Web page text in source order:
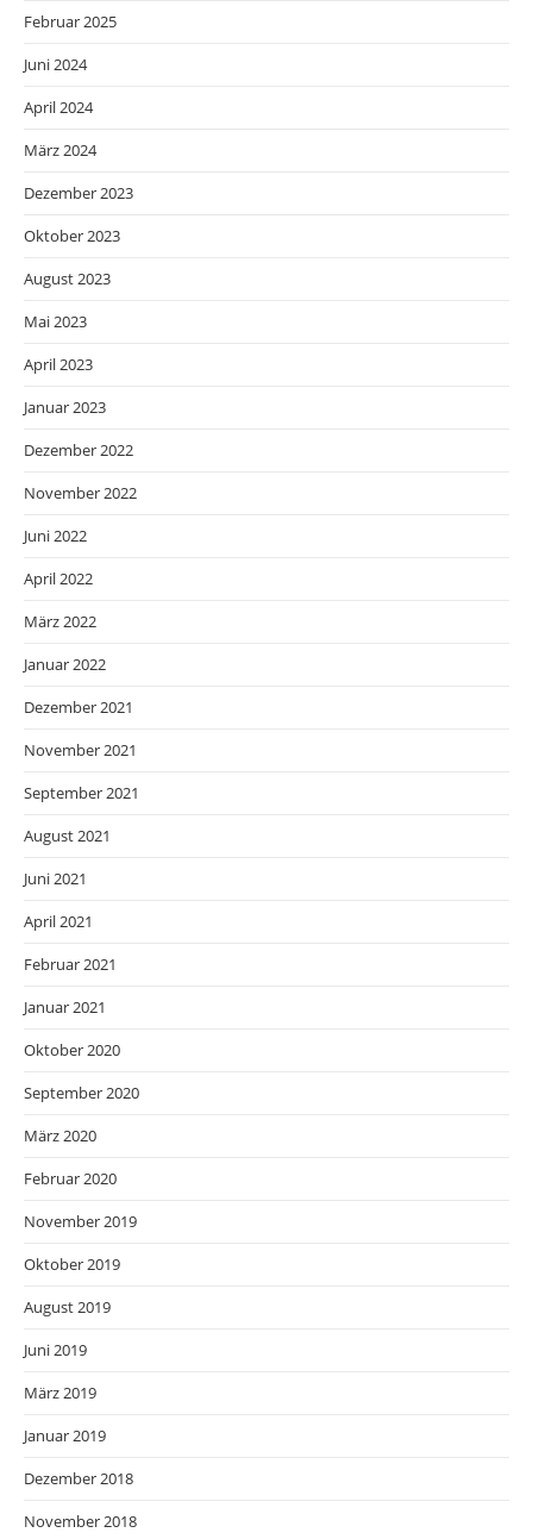
Februar 2025
Juni 2024
April 2024
März 2024
Dezember 2023
Oktober 2023
August 2023
Mai 2023
April 2023
Januar 2023
Dezember 2022
November 2022
Juni 2022
April 2022
März 2022
Januar 2022
Dezember 2021
November 2021
September 2021
August 2021
Juni 2021
April 2021
Februar 2021
Januar 2021
Oktober 2020
September 2020
März 2020
Februar 2020
November 2019
Oktober 2019
August 2019
Juni 2019
März 2019
Januar 2019
Dezember 2018
November 2018